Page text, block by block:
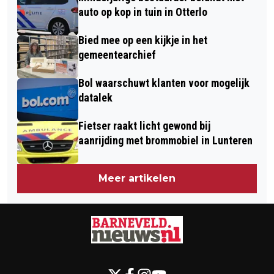
auto op kop in tuin in Otterlo
Bied mee op een kijkje in het
gemeentearchief
Bol waarschuwt klanten voor mogelijk
datalek
Fietser raakt licht gewond bij
aanrijding met brommobiel in Lunteren
Meer artikelen